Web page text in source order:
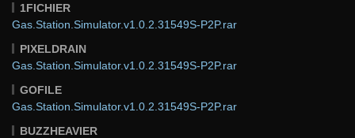
1FICHIER
Gas.Station.Simulator.v1.0.2.31549S-P2P.rar
PIXELDRAIN
Gas.Station.Simulator.v1.0.2.31549S-P2P.rar
GOFILE
Gas.Station.Simulator.v1.0.2.31549S-P2P.rar
BUZZHEAVIER